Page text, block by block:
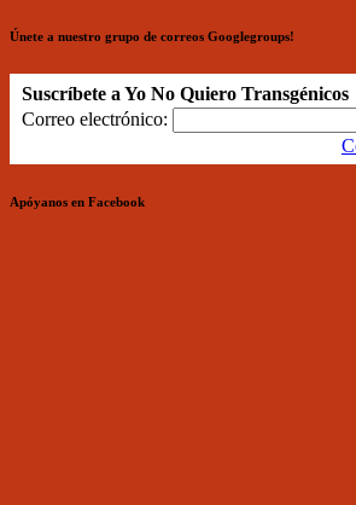
Únete a nuestro grupo de correos Googlegroups!
Suscríbete a Yo No Quiero Transgénicos
Correo electrónico:
Apóyanos en Facebook